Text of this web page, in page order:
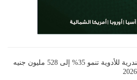
أرباح الإسكندرية للأدوية تنمو 35% إلى 528 مليون جنيه